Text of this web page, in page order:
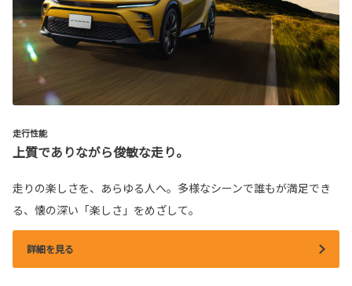
走行性能
上質でありながら俊敏な走り。
走りの楽しさを、あらゆる人へ。多様なシーンで誰もが満足でき
る、懐の深い「楽しさ」をめざして。
詳細を見る